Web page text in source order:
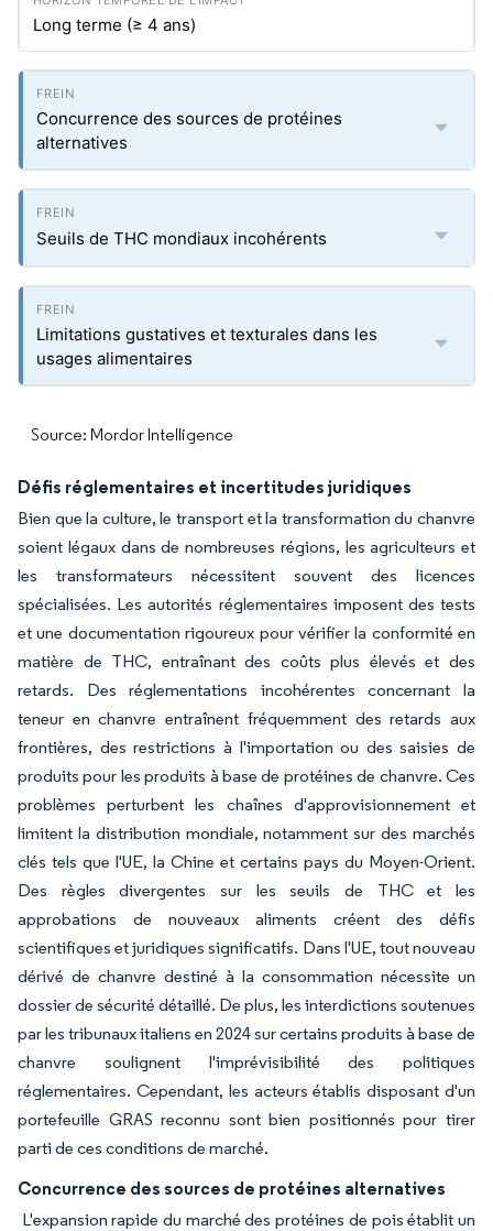
Long terme (≥ 4 ans)
Concurrence des sources de protéines
alternatives
Seuils de THC mondiaux incohérents
Limitations gustatives et texturales dans les
usages alimentaires
Source: Mordor Intelligence
Défis réglementaires et incertitudes juridiques
Bien que la culture, le transport et la transformation du chanvre
soient légaux dans de nombreuses régions, les agriculteurs et
les transformateurs nécessitent souvent des licences
spécialisées. Les autorités réglementaires imposent des tests
et une documentation rigoureux pour vérifier la conformité en
matière de THC, entraînant des coûts plus élevés et des
retards. Des réglementations incohérentes concernant la
teneur en chanvre entraînent fréquemment des retards aux
frontières, des restrictions à l'importation ou des saisies de
produits pour les produits à base de protéines de chanvre. Ces
problèmes perturbent les chaînes d'approvisionnement et
limitent la distribution mondiale, notamment sur des marchés
clés tels que l'UE, la Chine et certains pays du Moyen-Orient.
Des règles divergentes sur les seuils de THC et les
approbations de nouveaux aliments créent des défis
scientifiques et juridiques significatifs. Dans l'UE, tout nouveau
dérivé de chanvre destiné à la consommation nécessite un
dossier de sécurité détaillé. De plus, les interdictions soutenues
par les tribunaux italiens en 2024 sur certains produits à base de
chanvre soulignent l'imprévisibilité des politiques
réglementaires. Cependant, les acteurs établis disposant d'un
portefeuille GRAS reconnu sont bien positionnés pour tirer
parti de ces conditions de marché.
Concurrence des sources de protéines alternatives
L'expansion rapide du marché des protéines de pois établit un